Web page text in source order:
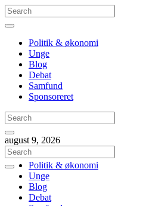
Politik & økonomi
Unge
Blog
Debat
Samfund
Sponsoreret
august 9, 2026
Politik & økonomi
Unge
Blog
Debat